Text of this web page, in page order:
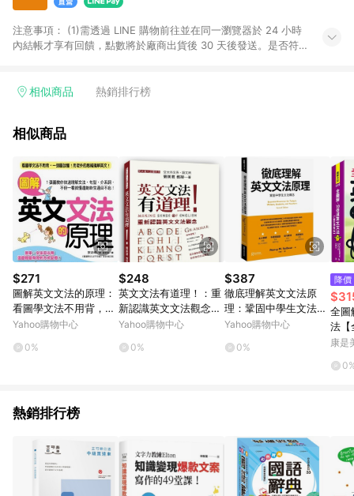
注意事項：​ (1)需透過 LINE 購物前往並在同一瀏覽器於 24 小時
內結帳才享有回饋，點數將於廠商出貨後 30 天後發送。​是否符
黃金鑽飾/精品相關/3C數位(含周邊)/家電視聽/運動戶外/母嬰用
饋%」，將於訂單成立後由「LINE購物通知」之官方帳號訊息通
依LINE購物網站訂單成立通知為準。​​ (5)LINE購物設有「單一商
品最高回饋點數」機制 (部分時段開放「回饋無上限」)，以同一
訂單中同一商品不論件數計算，請依訂單成立當下LINE購物的回
饋機制為準。
相似商品 熱銷排行榜
相似商品
$271
圖解英文文法的原理：
看圖學文法不用背，一
張圖就懂！用老外的思
良好]
Yahoo購物中心
0%
$248
英文文法有道理！：重
新認識英文文法觀念
[二手書_良好]
Yahoo購物中心
0%
$387
徹底理解英文文法原
理：鞏固中學生文法概
念
Yahoo購物中心
0%
降價
全圖
法【
康是
熱銷排行榜